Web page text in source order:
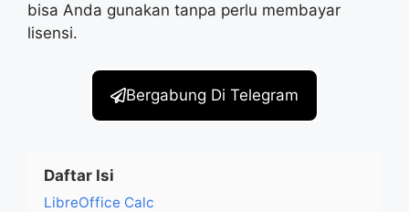
bisa Anda gunakan tanpa perlu membayar
lisensi.
Bergabung Di Telegram
Daftar Isi
LibreOffice Calc